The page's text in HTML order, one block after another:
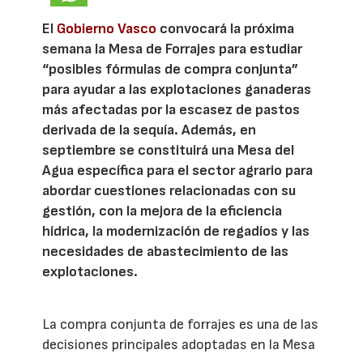
El Gobierno Vasco convocará la próxima
semana la Mesa de Forrajes para estudiar
“posibles fórmulas de compra conjunta”
para ayudar a las explotaciones ganaderas
más afectadas por la escasez de pastos
derivada de la sequía. Además, en
septiembre se constituirá una Mesa del
Agua específica para el sector agrario para
abordar cuestiones relacionadas con su
gestión, con la mejora de la eficiencia
hídrica, la modernización de regadíos y las
necesidades de abastecimiento de las
explotaciones.
La compra conjunta de forrajes es una de las
decisiones principales adoptadas en la Mesa